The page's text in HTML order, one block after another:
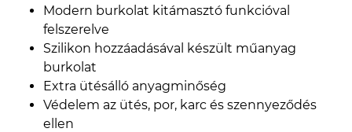
Modern burkolat kitámasztó funkcióval
felszerelve
Szilikon hozzáadásával készült műanyag
burkolat
Extra ütésálló anyagminőség
Védelem az ütés, por, karc és szennyeződés
ellen